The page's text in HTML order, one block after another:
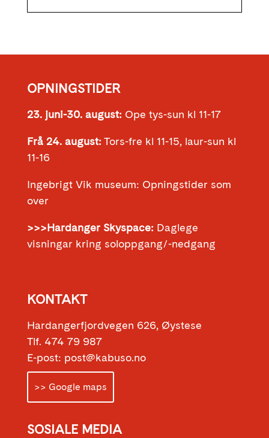
OPNINGSTIDER
23. juni-30. august:Ope tys-sun kl 11-17
Frå 24. august:Tors-fre kl 11-15, laur-sun kl
11-16
Ingebrigt Vik museum: Opningstider som
over
>>>Hardanger Skyspace:Daglege
visningar kring soloppgang/-nedgang
KONTAKT
Hardangerfjordvegen 626, Øystese
Tlf. 474 79 987
E-post: post@kabuso.no
>> Google maps
SOSIALE MEDIA